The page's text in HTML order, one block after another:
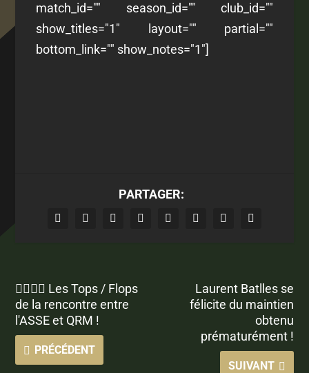
match_id="" season_id="" club_id=""
show_titles="1" layout="" partial=""
bottom_link="" show_notes="1"]
PARTAGER:
👍🏻👎🏼 Les Tops / Flops
de la rencontre entre
l'ASSE et QRM !
PRÉCÉDENT
Laurent Batlles se
félicite du maintien
obtenu
prématurément !
SUIVANT